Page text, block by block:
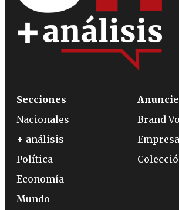
Secciones
Nacionales
+ análisis
Política
Economía
Mundo
Brand